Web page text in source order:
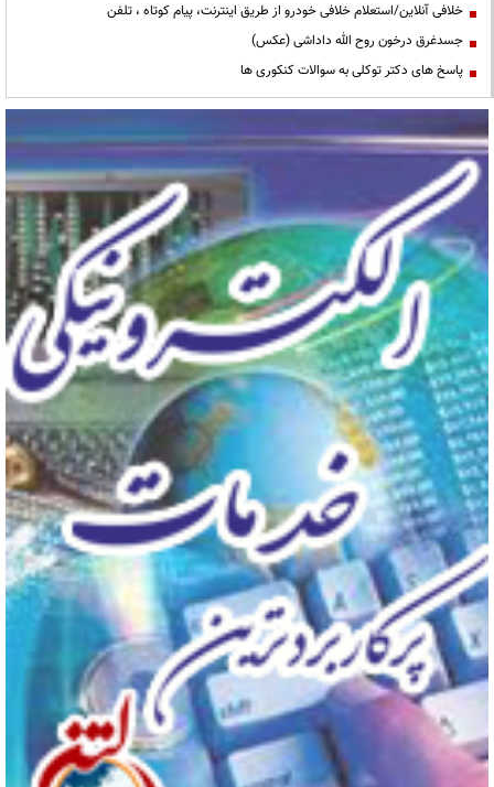
خلافی آنلاین/استعلام خلافی خودرو از طریق اینترنت، پیام کوتاه ، تلفن
جسدغرق درخون روح الله داداشی (عکس)
پاسخ های دکتر توکلی به سوالات کنکوری ها